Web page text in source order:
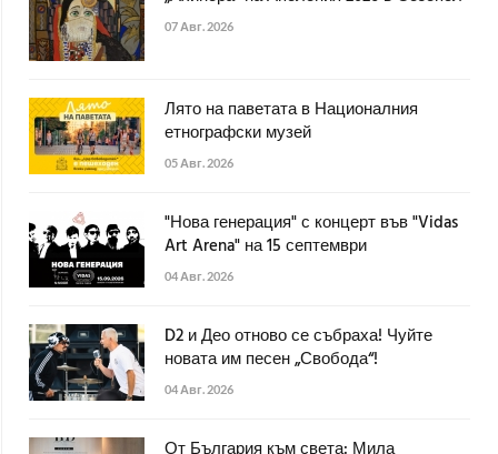
07 Авг. 2026
Лято на паветата в Националния
етнографски музей
05 Авг. 2026
"Нова генерация" с концерт във "Vidas
Art Arena" на 15 септември
04 Авг. 2026
D2 и Део отново се събраха! Чуйте
новата им песен „Свобода“!
04 Авг. 2026